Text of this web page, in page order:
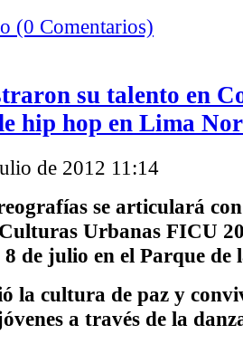
(0 Comentarios)
su talento en
hip hop en Lima
de 2012 11:14
se articulará
Urbanas FICU
de julio en el Parque de
la cultura de paz y
a través de la